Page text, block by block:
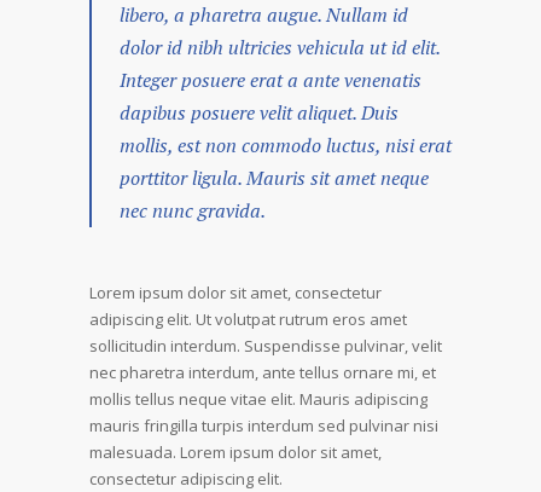
libero, a pharetra augue. Nullam id
dolor id nibh ultricies vehicula ut id elit.
Integer posuere erat a ante venenatis
dapibus posuere velit aliquet. Duis
mollis, est non commodo luctus, nisi erat
porttitor ligula. Mauris sit amet neque
nec nunc gravida.
Lorem ipsum dolor sit amet, consectetur
adipiscing elit. Ut volutpat rutrum eros amet
sollicitudin interdum. Suspendisse pulvinar, velit
nec pharetra interdum, ante tellus ornare mi, et
mollis tellus neque vitae elit. Mauris adipiscing
mauris fringilla turpis interdum sed pulvinar nisi
malesuada. Lorem ipsum dolor sit amet,
consectetur adipiscing elit.